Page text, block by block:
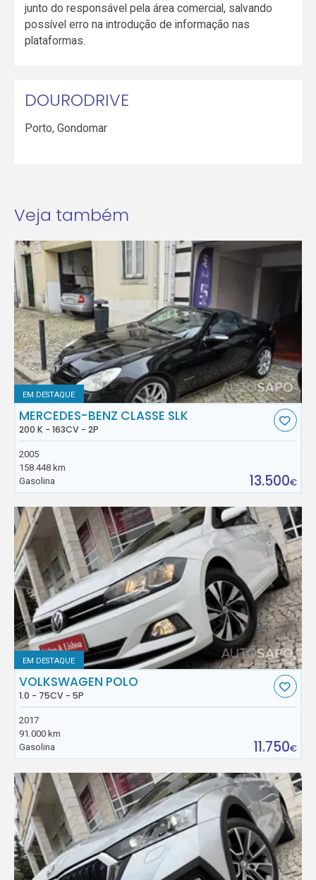
junto do responsável pela área comercial, salvando
possível erro na introdução de informação nas
plataformas.
DOURODRIVE
Porto,Gondomar
Veja também
EM DESTAQUE
MERCEDES-BENZ CLASSE SLK
200 K - 163CV - 2P
2005
158.448 km
Gasolina
13.500€
EM DESTAQUE
VOLKSWAGEN POLO
1.0 - 75CV - 5P
2017
91.000 km
Gasolina
11.750€